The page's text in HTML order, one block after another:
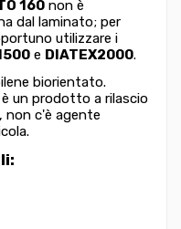
160 non è
dal laminato; per
utilizzare i
e DIATEX2000.
biorientato.
un prodotto a rilascio
c'è agente